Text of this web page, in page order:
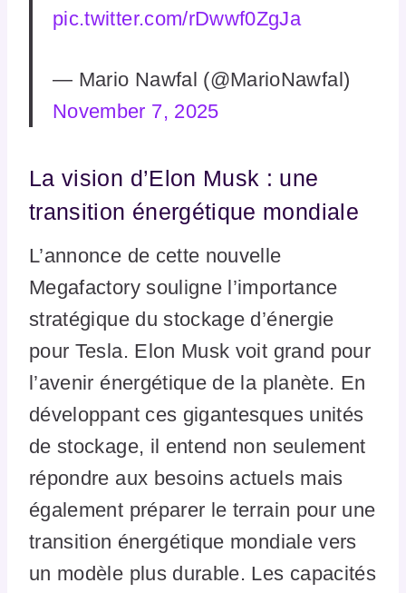
pic.twitter.com/rDwwf0ZgJa
— Mario Nawfal (@MarioNawfal)
November 7, 2025
La vision d’Elon Musk : une
transition énergétique mondiale
L’annonce de cette nouvelle
Megafactory souligne l’importance
stratégique du stockage d’énergie
pour Tesla. Elon Musk voit grand pour
l’avenir énergétique de la planète. En
développant ces gigantesques unités
de stockage, il entend non seulement
répondre aux besoins actuels mais
également préparer le terrain pour une
transition énergétique mondiale vers
un modèle plus durable. Les capacités